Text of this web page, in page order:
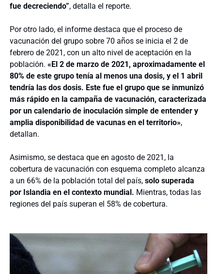
fue decreciendo”, detalla el reporte.
Por otro lado, el informe destaca que el proceso de
vacunación del grupo sobre 70 años se inicia el 2 de
febrero de 2021, con un alto nivel de aceptación en la
población. «El 2 de marzo de 2021, aproximadamente el
80% de este grupo tenía al menos una dosis, y el 1 abril
tendría las dos dosis. Este fue el grupo que se inmunizó
más rápido en la campaña de vacunación, caracterizada
por un calendario de inoculación simple de entender y
amplia disponibilidad de vacunas en el territorio»,
detallan.
Asimismo, se destaca que en agosto de 2021, la
cobertura de vacunación con esquema completo alcanza
a un 66% de la población total del país, solo superada
por Islandia en el contexto mundial. Mientras, todas las
regiones del país superan el 58% de cobertura.